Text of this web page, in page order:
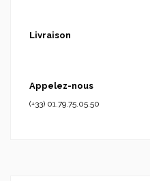
Livraison
Appelez-nous
(+33) 01.79.75.05.50